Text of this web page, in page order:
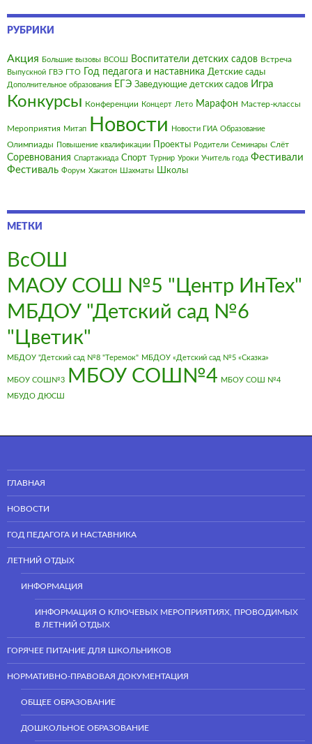
РУБРИКИ
Акция Большие вызовы ВСОШ Воспитатели детских садов Встреча
Выпускной ГВЭ ГТО Год педагога и наставника Детские сады
Дополнительное образования ЕГЭ Заведующие детских садов Игра
Конкурсы Конференции Концерт Лето Марафон Мастер-классы
Мероприятия Митап Новости Новости ГИА Образование
Олимпиады Повышение квалификации Проекты Родители Семинары Слёт
Соревнования Спартакиада Спорт Турнир Уроки Учитель года Фестивали
Фестиваль Форум Хакатон Шахматы Школы
МЕТКИ
ВсОШ
МАОУ СОШ №5 "Центр ИнТех"
МБДОУ "Детский сад №6
"Цветик"
МБДОУ "Детский сад №8 "Теремок" МБДОУ «Детский сад №5 «Сказка»
МБОУ СОШ№3 МБОУ СОШ№4 МБОУ СОШ №4
МБУДО ДЮСШ
ГЛАВНАЯ
НОВОСТИ
ГОД ПЕДАГОГА И НАСТАВНИКА
ЛЕТНИЙ ОТДЫХ
ИНФОРМАЦИЯ
ИНФОРМАЦИЯ О КЛЮЧЕВЫХ МЕРОПРИЯТИЯХ, ПРОВОДИМЫХ
В ЛЕТНИЙ ОТДЫХ
ГОРЯЧЕЕ ПИТАНИЕ ДЛЯ ШКОЛЬНИКОВ
НОРМАТИВНО-ПРАВОВАЯ ДОКУМЕНТАЦИЯ
ОБЩЕЕ ОБРАЗОВАНИЕ
ДОШКОЛЬНОЕ ОБРАЗОВАНИЕ